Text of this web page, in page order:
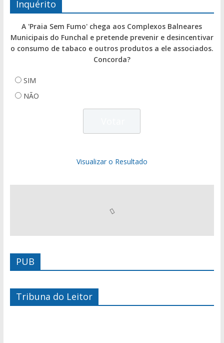
Inquérito
A 'Praia Sem Fumo' chega aos Complexos Balneares
Municipais do Funchal e pretende prevenir e desincentivar
o consumo de tabaco e outros produtos a ele associados.
Concorda?
SIM
NÃO
Visualizar o Resultado
PUB
Tribuna do Leitor